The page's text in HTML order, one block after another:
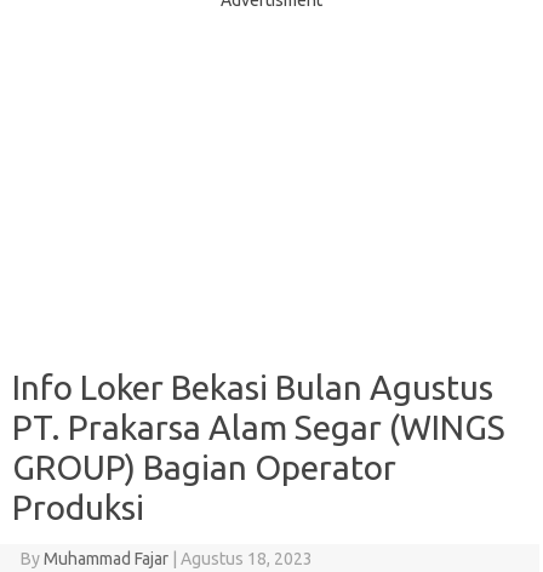
Info Loker Bekasi Bulan Agustus
PT. Prakarsa Alam Segar (WINGS
GROUP) Bagian Operator
Produksi
ByMuhammad Fajar Agustus 18, 2023